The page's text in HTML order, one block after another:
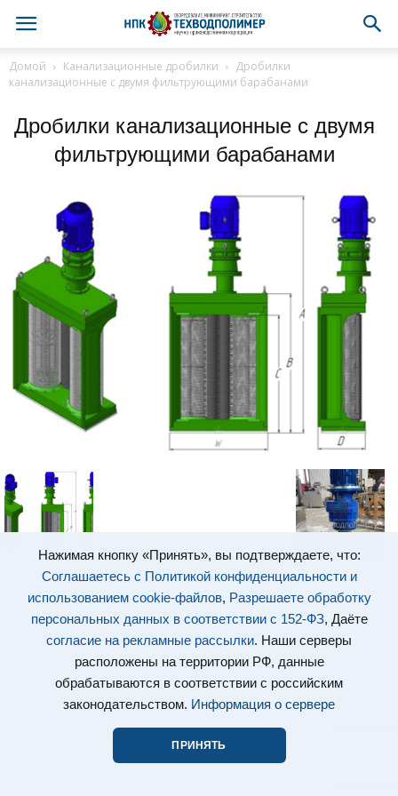
Нажимая кнопку «Принять», вы подтверждаете, что:
Соглашаетесь с Политикой конфиденциальности и
использованием cookie-файлов, Разрешаете обработку
персональных данных в соответствии с 152-ФЗ, Даёте
согласие на рекламные рассылки. Наши серверы
расположены на территории РФ, данные
обрабатываются в соответствии с российским
законодательством. Информация о сервере
ПРИНЯТЬ
Домой Канализационные дробилки
Дробилки
канализационные с двумя фильтрующими барабанами
Дробилки канализационные с двумя
фильтрующими барабанами